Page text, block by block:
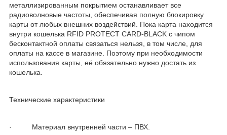
металлизированным покрытием останавливает все
радиоволновые частоты, обеспечивая полную блокировку
карты от любых внешних воздействий. Пока карта находится
внутри кошелька RFID PROTECT CARD-BLACK с чипом
бесконтактной оплаты связаться нельзя, в том числе, для
оплаты на кассе в магазине. Поэтому при необходимости
использования карты, её обязательно нужно достать из
кошелька.
Технические характеристики
· Материал внутренней части – ПВХ.